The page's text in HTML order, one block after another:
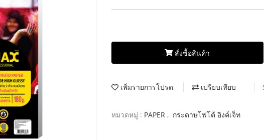
สั่งซื้อสินค้า
เพิ่มรายการโปรด เปรียบเทียบ
หมวดหมู่ : PAPER , กระดาษโฟโต้ อิงค์เจ็ท